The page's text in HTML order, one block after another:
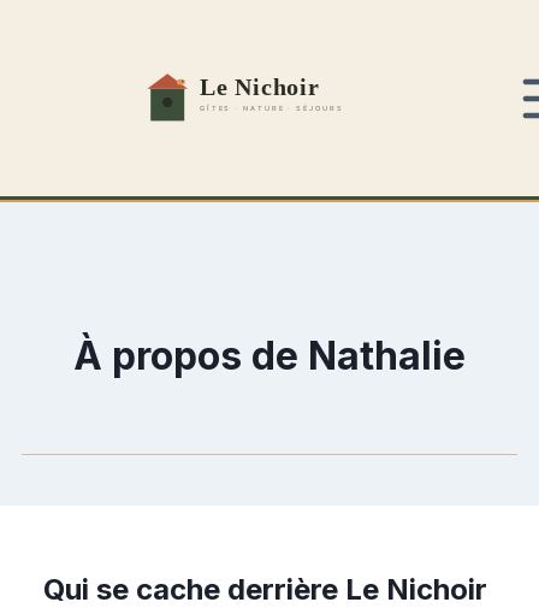
À propos de Nathalie
Qui se cache derrière Le Nichoir